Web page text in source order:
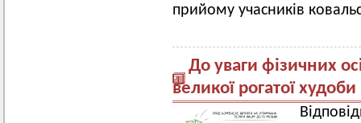
прийому учасників
До уваги фізичних
великої рогатої худоби